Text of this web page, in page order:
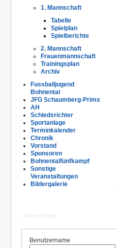
1. Mannschaft
Tabelle
Spielplan
Spielberichte
2. Mannschaft
Frauenmannschaft
Trainingsplan
Archiv
Fussballjugend
Bohnental
JFG Schaumberg-Prims
AH
Schiedsrichter
Sportanlage
Terminkalender
Chronik
Vorstand
Sponsoren
Bohnentalfünfkampf
Sonstige
Veranstaltungen
Bildergalerie
Benutzername